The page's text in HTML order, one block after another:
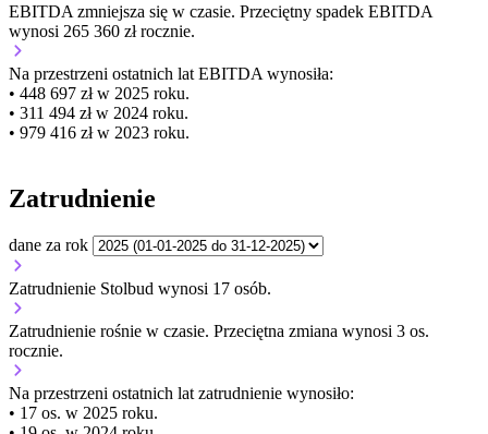
EBITDA zmniejsza się w czasie. Przeciętny spadek EBITDA
wynosi 265 360 zł rocznie.
Na przestrzeni ostatnich lat EBITDA wynosiła:
• 448 697 zł w 2025 roku.
• 311 494 zł w 2024 roku.
• 979 416 zł w 2023 roku.
Zatrudnienie
dane za rok
Zatrudnienie Stolbud wynosi 17 osób.
Zatrudnienie rośnie w czasie. Przeciętna zmiana wynosi 3 os.
rocznie.
Na przestrzeni ostatnich lat zatrudnienie wynosiło:
• 17 os. w 2025 roku.